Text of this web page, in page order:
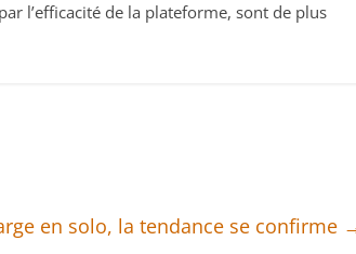
l’efficacité de la plateforme, sont de plus
en solo, la tendance se confirme